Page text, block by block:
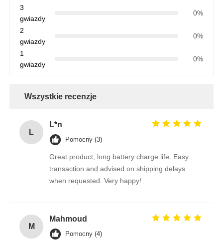
3
gwiazdy
0%
2
gwiazdy
0%
1
gwiazdy
0%
Wszystkie recenzje
L
L*n
Pomocny (3)
Great product, long battery charge life. Easy
transaction and advised on shipping delays
when requested. Very happy!
M
Mahmoud
Pomocny (4)